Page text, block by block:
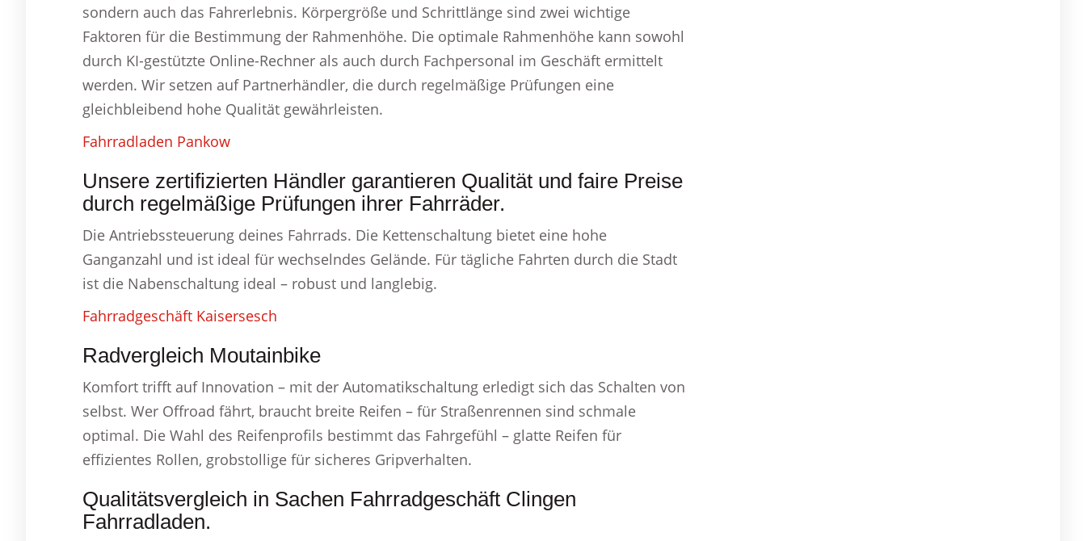
sondern auch das Fahrerlebnis. Körpergröße und Schrittlänge sind zwei wichtige
Faktoren für die Bestimmung der Rahmenhöhe. Die optimale Rahmenhöhe kann sowohl
durch KI-gestützte Online-Rechner als auch durch Fachpersonal im Geschäft ermittelt
werden. Wir setzen auf Partnerhändler, die durch regelmäßige Prüfungen eine
gleichbleibend hohe Qualität gewährleisten.
Fahrradladen Pankow
Unsere zertifizierten Händler garantieren Qualität und faire Preise
durch regelmäßige Prüfungen ihrer Fahrräder.
Die Antriebssteuerung deines Fahrrads. Die Kettenschaltung bietet eine hohe
Ganganzahl und ist ideal für wechselndes Gelände. Für tägliche Fahrten durch die Stadt
ist die Nabenschaltung ideal – robust und langlebig.
Fahrradgeschäft Kaisersesch
Radvergleich Moutainbike
Komfort trifft auf Innovation – mit der Automatikschaltung erledigt sich das Schalten von
selbst. Wer Offroad fährt, braucht breite Reifen – für Straßenrennen sind schmale
optimal. Die Wahl des Reifenprofils bestimmt das Fahrgefühl – glatte Reifen für
effizientes Rollen, grobstollige für sicheres Gripverhalten.
Qualitätsvergleich in Sachen Fahrradgeschäft Clingen
Fahrradladen.